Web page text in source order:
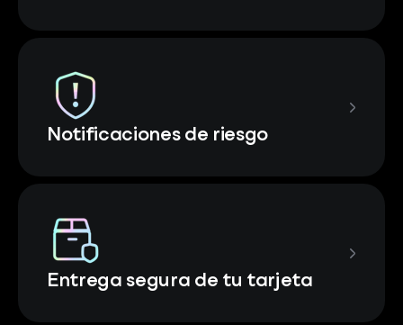
Notificaciones de riesgo
Entrega segura de tu tarjeta